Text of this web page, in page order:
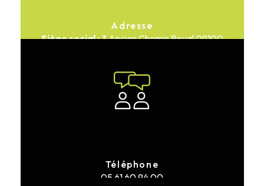
Adresse
3 Ancien Chemin Royal09100
Téléphone
05 61 60 94 00